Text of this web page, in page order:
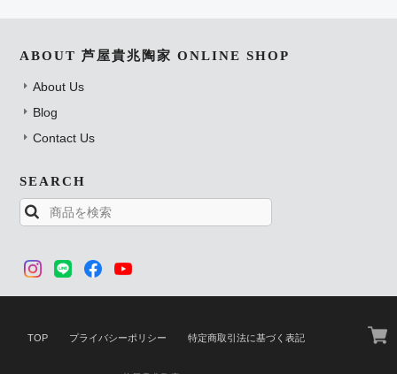
ABOUT 芦屋貴兆陶家 ONLINE SHOP
About Us
Blog
Contact Us
SEARCH
TOP プライバシーポリシー 特定商取引法に基づく表記